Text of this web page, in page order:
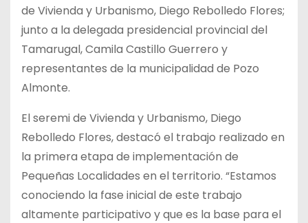
de Vivienda y Urbanismo, Diego Rebolledo Flores;
junto a la delegada presidencial provincial del
Tamarugal, Camila Castillo Guerrero y
representantes de la municipalidad de Pozo
Almonte.
El seremi de Vivienda y Urbanismo, Diego
Rebolledo Flores, destacó el trabajo realizado en
la primera etapa de implementación de
Pequeñas Localidades en el territorio. “Estamos
conociendo la fase inicial de este trabajo
altamente participativo y que es la base para el